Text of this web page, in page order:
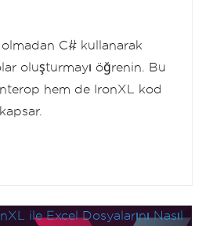
olmadan C# kullanarak
oluşturmayı öğrenin. Bu
hem de IronXL kod